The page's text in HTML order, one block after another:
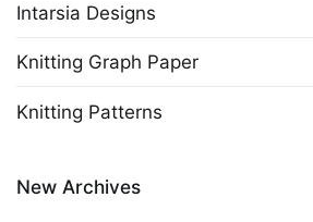
Intarsia Designs
Knitting Graph Paper
Knitting Patterns
New Archives